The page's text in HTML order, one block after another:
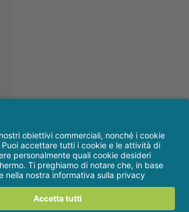
Privacy & Cookie